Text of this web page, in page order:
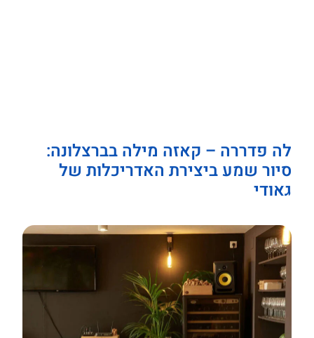
לה פדררה – קאזה מילה בברצלונה:
סיור שמע ביצירת האדריכלות של
גאודי